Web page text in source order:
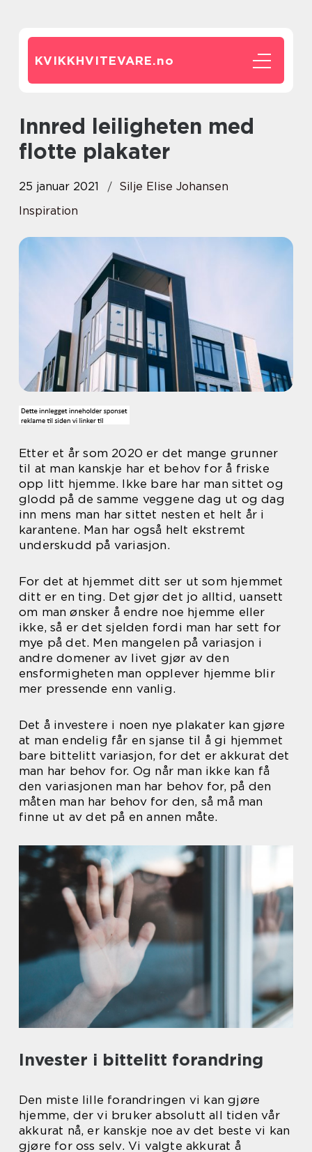
KVIKKHVITEVARE.no
Innred leiligheten med
flotte plakater
25 januar 2021
Silje Elise Johansen
Inspiration
Etter et år som 2020 er det mange grunner
til at man kanskje har et behov for å friske
opp litt hjemme. Ikke bare har man sittet og
glodd på de samme veggene dag ut og dag
inn mens man har sittet nesten et helt år i
karantene. Man har også helt ekstremt
underskudd på variasjon.
For det at hjemmet ditt ser ut som hjemmet
ditt er en ting. Det gjør det jo alltid, uansett
om man ønsker å endre noe hjemme eller
ikke, så er det sjelden fordi man har sett for
mye på det. Men mangelen på variasjon i
andre domener av livet gjør av den
ensformigheten man opplever hjemme blir
mer pressende enn vanlig.
Det å investere i noen nye plakater kan gjøre
at man endelig får en sjanse til å gi hjemmet
bare bittelitt variasjon, for det er akkurat det
man har behov for. Og når man ikke kan få
den variasjonen man har behov for, på den
måten man har behov for den, så må man
finne ut av det på en annen måte.
Invester i bittelitt forandring
Den miste lille forandringen vi kan gjøre
hjemme, der vi bruker absolutt all tiden vår
akkurat nå, er kanskje noe av det beste vi kan
gjøre for oss selv. Vi valgte akkurat å